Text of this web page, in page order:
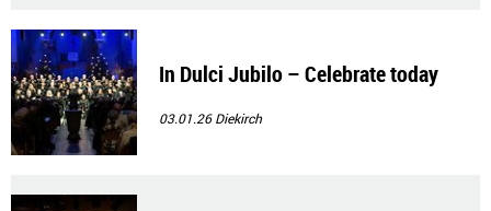
In Dulci Jubilo – Celebrate today
03.01.26Diekirch